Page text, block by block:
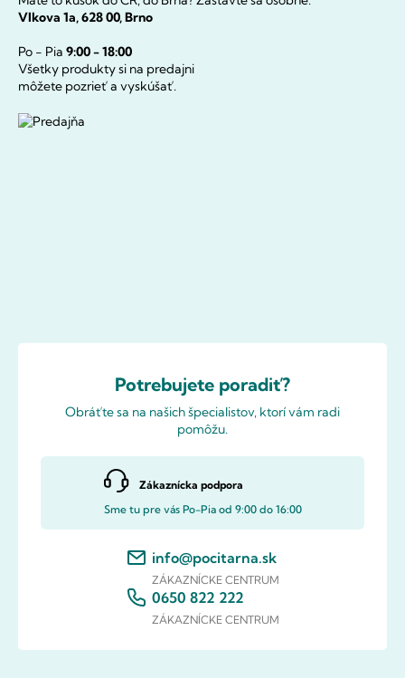
Vlkova 1a, 628 00, Brno
Po - Pia 9:00 - 18:00
Všetky produkty si na predajni
môžete pozrieť a vyskúšať.
Potrebujete poradiť?
Obráťte sa na našich špecialistov, ktorí vám radi
pomôžu.
Zákaznícka podpora
Sme tu pre vás Po-Pia od 9:00 do 16:00
info@pocitarna.sk
ZÁKAZNÍCKE CENTRUM
0650 822 222
ZÁKAZNÍCKE CENTRUM